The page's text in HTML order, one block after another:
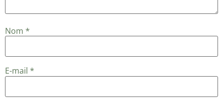
Nom *
E-mail *